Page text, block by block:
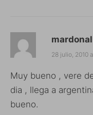
mardonal
28 julio, 2010
Muy bueno , vere
dia , llega a
bueno.